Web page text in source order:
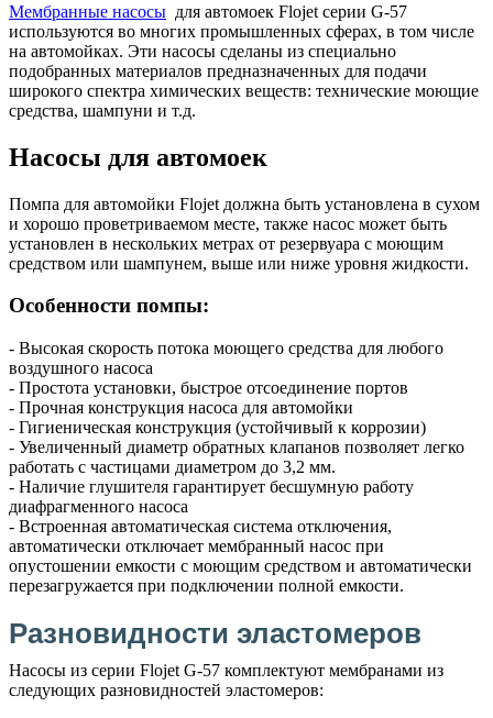
Мембранные насосы для автомоек Flojet серии G-57
используются во многих промышленных сферах, в том числе
на автомойках. Эти насосы сделаны из специально
подобранных материалов предназначенных для подачи
широкого спектра химических веществ: технические моющие
средства, шампуни и т.д.
Насосы для автомоек
Помпа для автомойки Flojet должна быть установлена в сухом
и хорошо проветриваемом месте, также насос может быть
установлен в нескольких метрах от резервуара с моющим
средством или шампунем, выше или ниже уровня жидкости.
Особенности помпы:
- Высокая скорость потока моющего средства для любого
воздушного насоса
- Простота установки, быстрое отсоединение портов
- Прочная конструкция насоса для автомойки
- Гигиеническая конструкция (устойчивый к коррозии)
- Увеличенный диаметр обратных клапанов позволяет легко
работать с частицами диаметром до 3,2 мм.
- Наличие глушителя гарантирует бесшумную работу
диафрагменного насоса
- Встроенная автоматическая система отключения,
автоматически отключает мембранный насос при
опустошении емкости с моющим средством и автоматически
перезагружается при подключении полной емкости.
Разновидности эластомеров
Насосы из серии Flojet G-57 комплектуют мембранами из
следующих разновидностей эластомеров: